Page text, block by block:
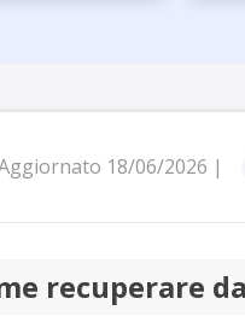
Ripristino
Email
MS SQL
18/06/2026 |
recuperare